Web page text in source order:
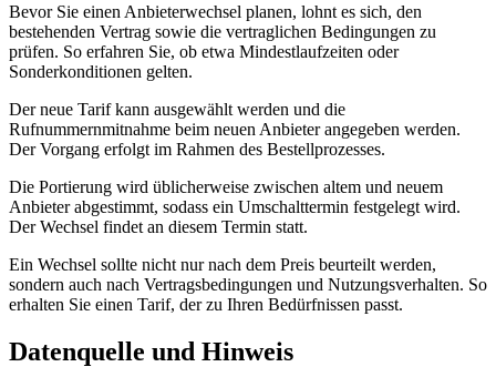
Bevor Sie einen Anbieterwechsel planen, lohnt es sich, den
bestehenden Vertrag sowie die vertraglichen Bedingungen zu
prüfen. So erfahren Sie, ob etwa Mindestlaufzeiten oder
Sonderkonditionen gelten.
Der neue Tarif kann ausgewählt werden und die
Rufnummernmitnahme beim neuen Anbieter angegeben werden.
Der Vorgang erfolgt im Rahmen des Bestellprozesses.
Die Portierung wird üblicherweise zwischen altem und neuem
Anbieter abgestimmt, sodass ein Umschalttermin festgelegt wird.
Der Wechsel findet an diesem Termin statt.
Ein Wechsel sollte nicht nur nach dem Preis beurteilt werden,
sondern auch nach Vertragsbedingungen und Nutzungsverhalten. So
erhalten Sie einen Tarif, der zu Ihren Bedürfnissen passt.
Datenquelle und Hinweis